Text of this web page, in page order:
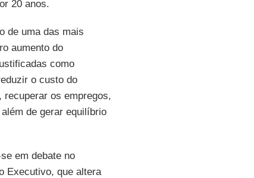
20 anos.
de uma das mais
aumento do
como
o custo do
os empregos,
de gerar equilíbrio
em debate no
Executivo, que altera